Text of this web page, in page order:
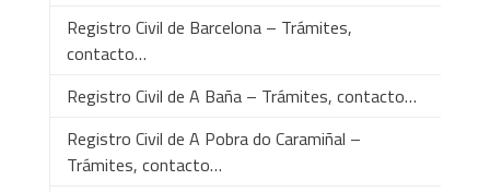
Registro Civil de Barcelona – Trámites,
contacto…
Registro Civil de A Baña – Trámites, contacto…
Registro Civil de A Pobra do Caramiñal –
Trámites, contacto…